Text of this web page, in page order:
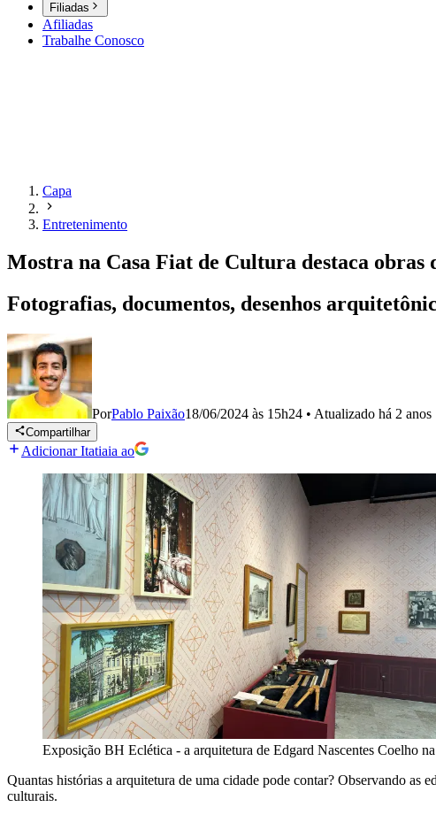
Filiadas
Afiliadas
Trabalhe Conosco
Capa
Entretenimento
Mostra na Casa Fiat de Cultura destaca
Fotografias, documentos, desenhos
PorPablo Paixão18/06/2024 às 15h24 • Atualizado há 2 anos
Compartilhar
Adicionar Itatiaia ao
Exposição BH Eclética - a arquitetura de Edgard Nascentes Coelho
Quantas histórias a arquitetura de uma cidade pode contar? Observando as
culturais.